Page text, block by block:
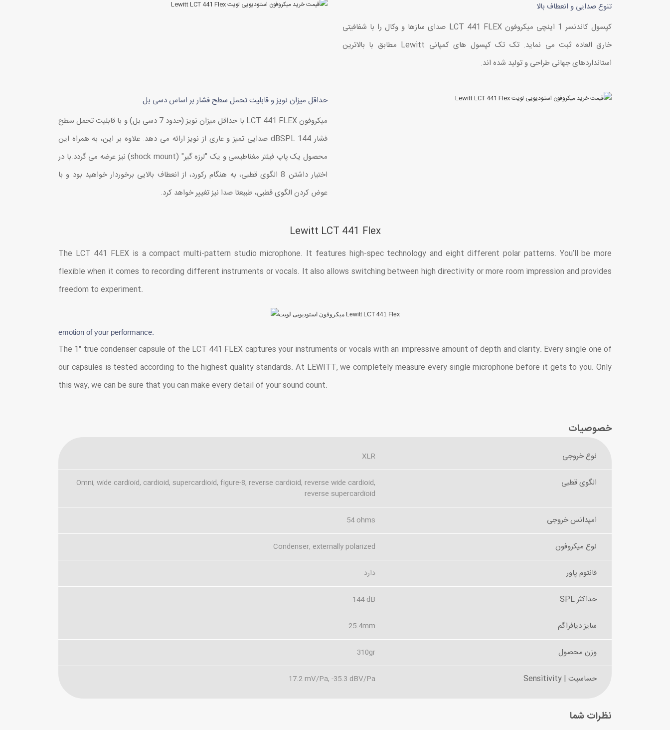
تنوع صدایی و انعطاف بالا
کپسول کاندنسر 1 اینچی میکروفون LCT 441 FLEX صدای سازها و وکال را با شفافیتی
خارق العاده ثبت می نماید. تک تک کپسول های کمپانی Lewitt مطابق با بالاترین
استانداردهای جهانی طراحی و تولید شده اند.
حداقل میزان نویز و قابلیت تحمل سطح فشار بر اساس دسی بل
میکروفون LCT 441 FLEX با حداقل میزان نویز (حدود 7 دسی بل) و با قابلیت تحمل سطح
فشار 144 dBSPL صدایی تمیز و عاری از نویز ارائه می دهد. علاوه بر این، به همراه این
محصول یک پاپ فیلتر مغناطیسی و یک "لرزه گیر" (shock mount) نیز عرضه می گردد.با در
اختیار داشتن 8 الگوی قطبی، به هنگام رکورد، از انعطاف بالایی برخوردار خواهید بود و با
عوض کردن الگوی قطبی، طبیعتا صدا نیز تغییر خواهد کرد.
Lewitt LCT 441 Flex
The LCT 441 FLEX is a compact multi-pattern studio microphone. It features high-spec technology and eight different polar patterns. You'll be more
flexible when it comes to recording different instruments or vocals. It also allows switching between high directivity or more room impression and provides
freedom to experiment.
emotion of your performance.
The 1" true condenser capsule of the LCT 441 FLEX captures your instruments or vocals with an impressive amount of depth and clarity. Every single one of
our capsules is tested according to the highest quality standards. At LEWITT, we completely measure every single microphone before it gets to you. Only
this way, we can be sure that you can make every detail of your sound count.
خصوصیات
نوع خروجی XLR
الگوی قطبی
Omni, wide cardioid, cardioid, supercardioid, figure-8, reverse cardioid, reverse wide cardioid,
reverse supercardioid
امپدانس خروجی 54 ohms
نوع میکروفون Condenser, externally polarized
فانتوم پاور دارد
حداکثر SPL 144 dB
سایز دیافراگم 25.4mm
وزن محصول 310gr
حساسیت | Sensitivity 17.2 mV/Pa, -35.3 dBV/Pa
نظرات شما